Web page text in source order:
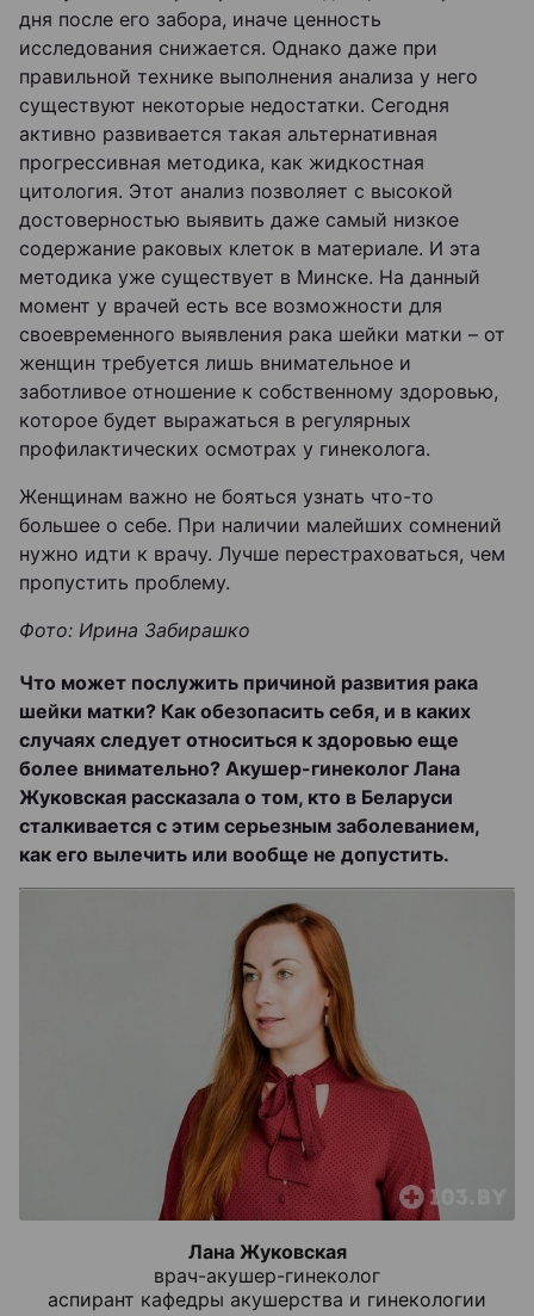
дня после его забора, иначе ценность
исследования снижается. Однако даже при
правильной технике выполнения анализа у него
существуют некоторые недостатки. Сегодня
активно развивается такая альтернативная
прогрессивная методика, как жидкостная
цитология. Этот анализ позволяет с высокой
достоверностью выявить даже самый низкое
содержание раковых клеток в материале. И эта
методика уже существует в Минске. На данный
момент у врачей есть все возможности для
своевременного выявления рака шейки матки – от
женщин требуется лишь внимательное и
заботливое отношение к собственному здоровью,
которое будет выражаться в регулярных
профилактических осмотрах у гинеколога.
Женщинам важно не бояться узнать что-то
большее о себе. При наличии малейших сомнений
нужно идти к врачу. Лучше перестраховаться, чем
пропустить проблему.
Фото: Ирина Забирашко
Что может послужить причиной развития рака
шейки матки? Как обезопасить себя, и в каких
случаях следует относиться к здоровью еще
более внимательно? Акушер-гинеколог Лана
Жуковская рассказала о том, кто в Беларуси
сталкивается с этим серьезным заболеванием,
как его вылечить или вообще не допустить.
Лана Жуковская
врач-акушер-гинеколог
аспирант кафедры акушерства и гинекологии